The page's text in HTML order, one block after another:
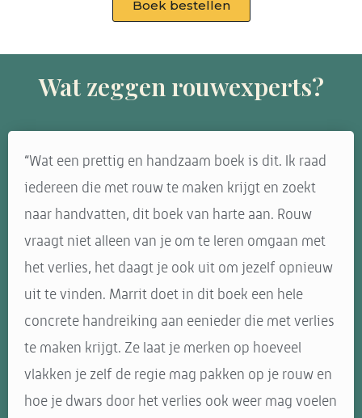
Boek bestellen
Wat zeggen rouwexperts?
“Wat een prettig en handzaam boek is dit. Ik raad
iedereen die met rouw te maken krijgt en zoekt
naar handvatten, dit boek van harte aan. Rouw
vraagt niet alleen van je om te leren omgaan met
het verlies, het daagt je ook uit om jezelf opnieuw
uit te vinden. Marrit doet in dit boek een hele
concrete handreiking aan eenieder die met verlies
te maken krijgt. Ze laat je merken op hoeveel
vlakken je zelf de regie mag pakken op je rouw en
hoe je dwars door het verlies ook weer mag voelen